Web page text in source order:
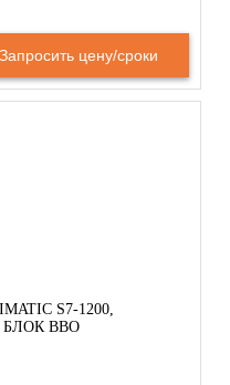
Запросить цену/сроки
S7-1200,
ВВО